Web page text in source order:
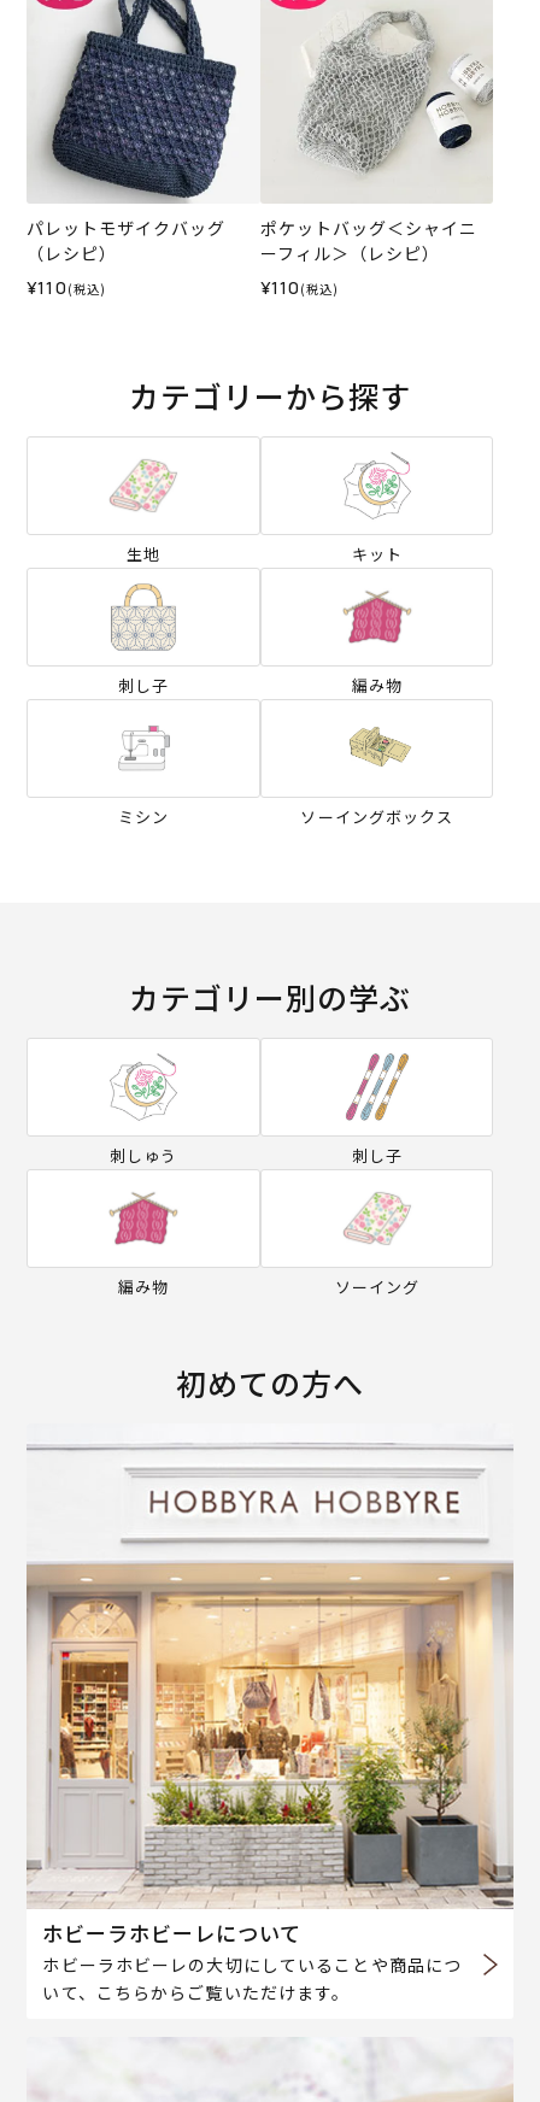
パレットモザイクバッグ
（レシピ）
¥110 (税込)
ポケットバッグ＜シャイニ
ーフィル＞（レシピ）
¥110 (税込)
カテゴリーから探す
生地 キット
刺し子 編み物
ミシン ソーイングボックス
カテゴリー別の学ぶ
刺しゅう 刺し子
編み物 ソーイング
初めての方へ
ホビーラホビーレについて
ホビーラホビーレの大切にしていることや商品につ
いて、こちらからご覧いただけます。